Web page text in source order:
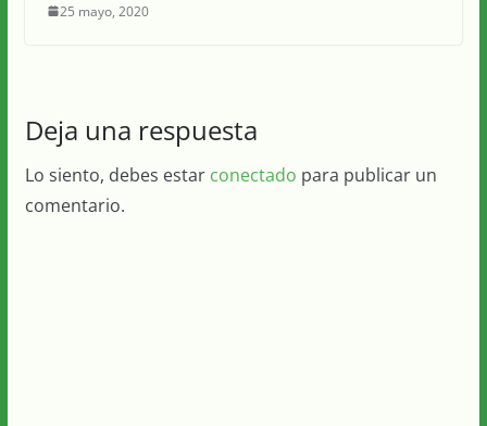
25 mayo, 2020
Deja una respuesta
Lo siento, debes estar conectado para publicar un
comentario.